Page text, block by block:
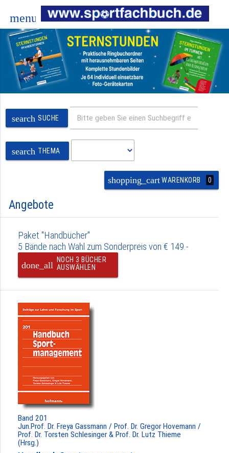
menu
search SUCHE
search THEMA
shopping_cartWARENKORB 0
Angebote
Paket "Handbücher"
5 Bände nach Wahl zum Sonderpreis von € 149.-
done_all
NOCH 3 BÜCHER
AUSWÄHLEN
Band 201
Jun.Prof. Dr. Freya Gassmann / Prof. Dr. Gregor Hovemann /
Prof. Dr. Torsten Schlesinger & Prof. Dr. Lutz Thieme
(Hrsg.)